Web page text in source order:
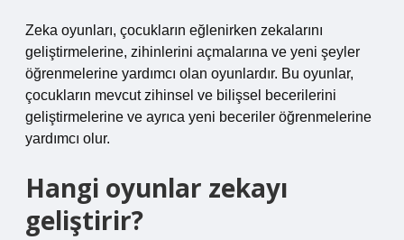
Zeka oyunları, çocukların eğlenirken zekalarını
geliştirmelerine, zihinlerini açmalarına ve yeni şeyler
öğrenmelerine yardımcı olan oyunlardır. Bu oyunlar,
çocukların mevcut zihinsel ve bilişsel becerilerini
geliştirmelerine ve ayrıca yeni beceriler öğrenmelerine
yardımcı olur.
Hangi oyunlar zekayı
geliştirir?